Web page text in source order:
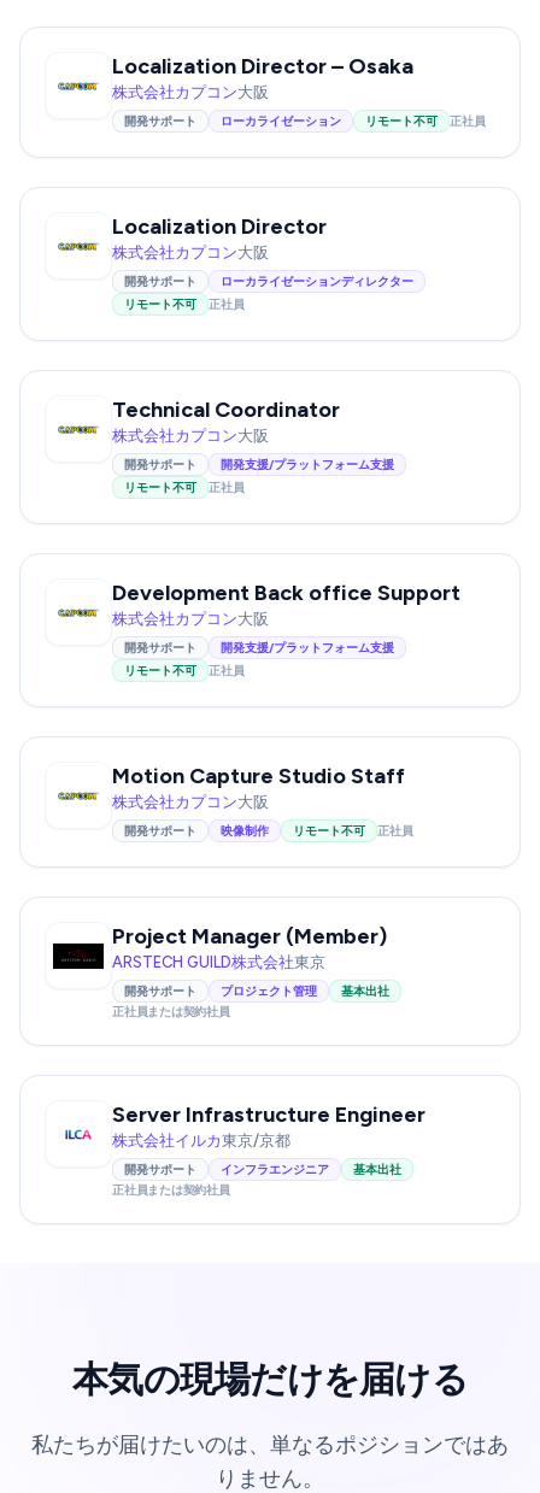
Localization Director – Osaka
株式会社カプコン大阪
開発サポート ローカライゼーション リモート不可 正社員
Localization Director
株式会社カプコン大阪
開発サポート
ローカライゼーションディレクター
リモート不可
正社員
Technical Coordinator
株式会社カプコン大阪
開発サポート
開発支援/プラットフォーム支援
リモート不可
正社員
Development Back office Support
株式会社カプコン大阪
開発サポート
開発支援/プラットフォーム支援
リモート不可
正社員
Motion Capture Studio Staff
株式会社カプコン大阪
開発サポート 映像制作 リモート不可 正社員
Project Manager (Member)
ARSTECH GUILD株式会社東京
開発サポート プロジェクト管理
基本出社
正社員または契約社員
Server Infrastructure Engineer
株式会社イルカ東京/京都
開発サポート インフラエンジニア
基本出社
正社員または契約社員
本気の現場だけを届ける
私たちが届けたいのは、単なるポジションではあ
りません。